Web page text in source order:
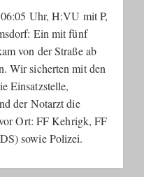
Uhr, H:VU mit P,
Ein mit fünf
von der Straße ab
Wir sicherten mit den
Einsatzstelle,
der Notarzt die
Ort: FF Kehrigk, FF
sowie Polizei.